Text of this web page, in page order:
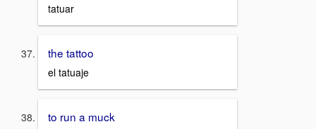
tatuar
the tattoo
el tatuaje
to run a muck